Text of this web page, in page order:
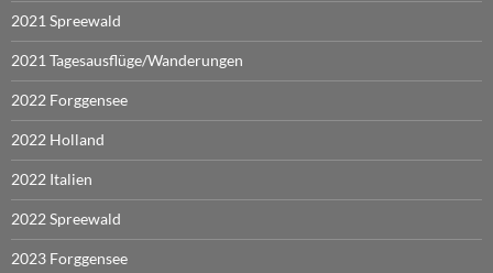
2021 Spreewald
2021 Tagesausflüge/Wanderungen
2022 Forggensee
2022 Holland
2022 Italien
2022 Spreewald
2023 Forggensee